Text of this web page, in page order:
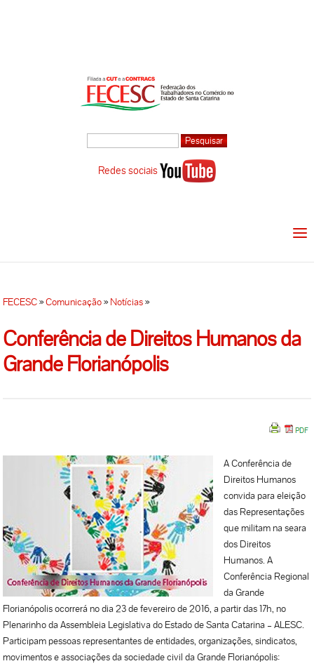
Redes sociais
FECESC»Comunicação»Notícias»
Conferência de Direitos Humanos da
Grande Florianópolis
A Conferência de
Direitos Humanos
convida para eleição
das Representações
que militam na seara
dos Direitos
Humanos. A
Conferência Regional
da Grande
Florianópolis ocorrerá no dia 23 de fevereiro de 2016, a partir das 17h, no
Plenarinho da Assembleia Legislativa do Estado de Santa Catarina – ALESC.
Participam pessoas representantes de entidades, organizações, sindicatos,
movimentos e associações da sociedade civil da Grande Florianópolis: